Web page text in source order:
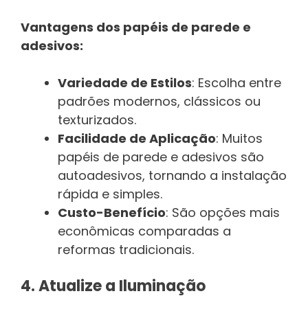
Vantagens dos papéis de parede e
adesivos:
Variedade de Estilos: Escolha entre
padrões modernos, clássicos ou
texturizados.
Facilidade de Aplicação: Muitos
papéis de parede e adesivos são
autoadesivos, tornando a instalação
rápida e simples.
Custo-Benefício: São opções mais
econômicas comparadas a
reformas tradicionais.
4. Atualize a Iluminação